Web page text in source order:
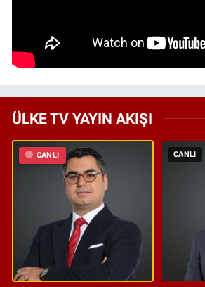
ÜLKE TV YAYIN AKIŞI
CANLI CANLI